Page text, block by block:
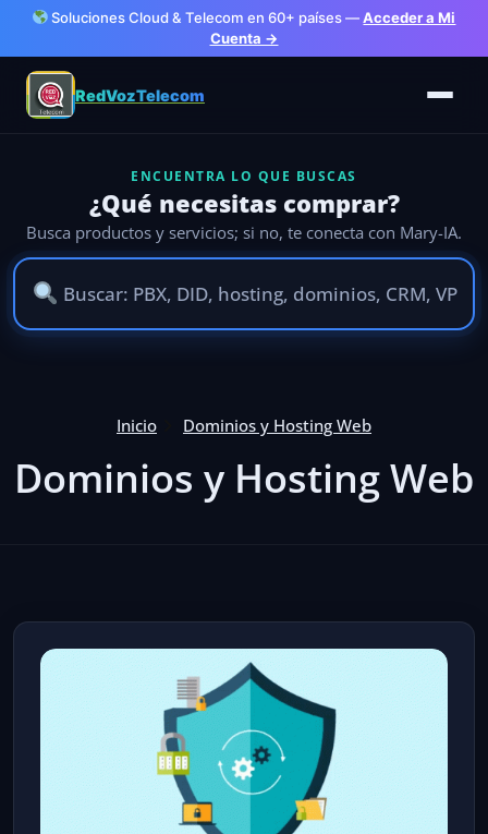
Soluciones Cloud & Telecom en 60+ países —Acceder a Mi
Cuenta →
RedVozTelecom
ENCUENTRA LO QUE BUSCAS
¿Qué necesitas comprar?
Busca productos y servicios; si no, te conecta con Mary-IA.
Inicio Dominios y Hosting Web
Dominios y Hosting Web